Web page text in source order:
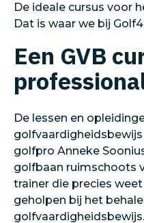
De ideale cursus voor
Dat is waar we bij
Een GVB
De lessen en
golfpro Anneke
golfbaan ruimschoots
trainer die precies
geholpen bij het